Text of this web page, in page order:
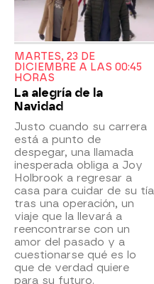
MARTES, 23 DE
DICIEMBRE A LAS 00:45
HORAS
La alegría de la
Navidad
Justo cuando su carrera
está a punto de
despegar, una llamada
inesperada obliga a Joy
Holbrook a regresar a
casa para cuidar de su tía
tras una operación, un
viaje que la llevará a
reencontrarse con un
amor del pasado y a
cuestionarse qué es lo
que de verdad quiere
para su futuro.